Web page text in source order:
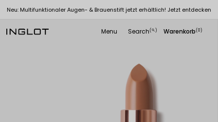
Neu: Multifunktionaler Augen- & Brauenstift jetzt erhältlich! Jetzt entdecken
Menu Search(
search ) Warenkorb(0)